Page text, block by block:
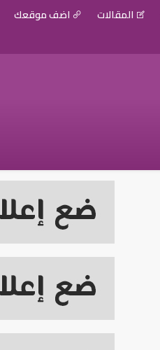
المقالات اضف موقعك